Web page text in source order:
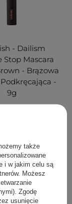
- Dailism
Stop Mascara
- Brązowa
-
9g
DO KOSZYKA
także
i w jakim celu są
Możesz
Zgodę
usunięcie